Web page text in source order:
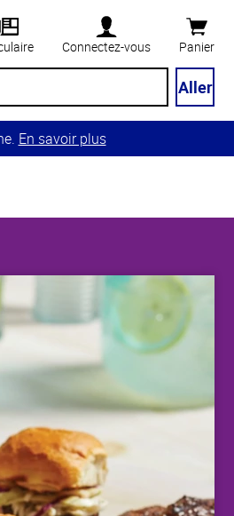
Connectez-vous Panier
Aller
En savoir plus